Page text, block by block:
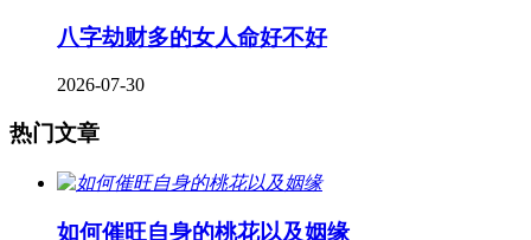
八字劫财多的女人命好不好
2026-07-30
热门文章
如何催旺自身的桃花以及姻缘